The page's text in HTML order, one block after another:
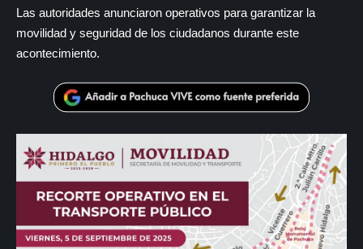
Las autoridades anunciaron operativos para garantizar la
movilidad y seguridad de los ciudadanos durante este
acontecimiento.